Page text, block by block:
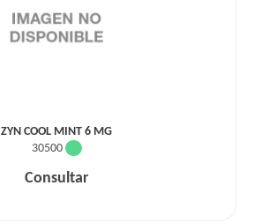
ZYN COOL MINT 6 MG
30500
Consultar